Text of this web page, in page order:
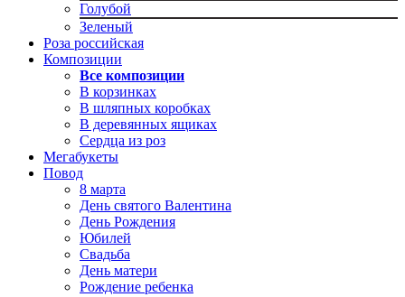
Голубой
Зеленый
Роза российская
Композиции
Все композиции
В корзинках
В шляпных коробках
В деревянных ящиках
Сердца из роз
Мегабукеты
Повод
8 марта
День святого Валентина
День Рождения
Юбилей
Свадьба
День матери
Рождение ребенка